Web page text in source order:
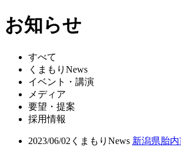
お知らせ
すべて
くまもりNews
イベント・講演
メディア
要望・提案
採用情報
2023/06/02 くまもりNews 新潟県胎